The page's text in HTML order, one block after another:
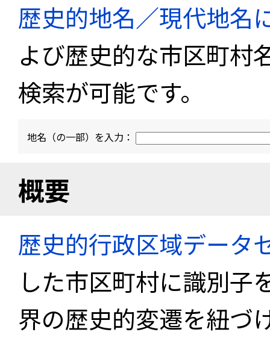
歴史的地名／現代地名
よび歴史的な市区町村
検索が可能です。
地名（の一部）を入力：
概要
歴史的行政区域データ
した市区町村に識別子
界の歴史的変遷を紐づ